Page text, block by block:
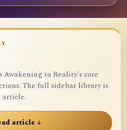
to Reality's core
The full sidebar library is
article.
article ↓